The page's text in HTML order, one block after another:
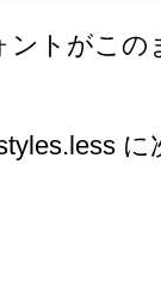
ントがこ
に